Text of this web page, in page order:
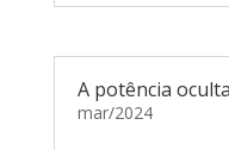
A potência
mar/2024